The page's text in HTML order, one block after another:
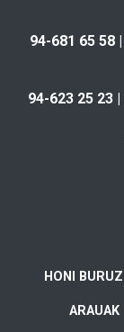
94-681 65 58 |
94-623 25 23 |
HONI BURUZ
ARAUAK